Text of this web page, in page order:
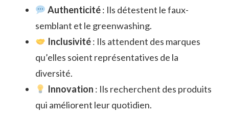
Authenticité: Ils détestent le faux-
semblant et le greenwashing.
Inclusivité: Ils attendent des marques
qu’elles soient représentatives de la
diversité.
Innovation : Ils recherchent des produits
qui améliorent leur quotidien.